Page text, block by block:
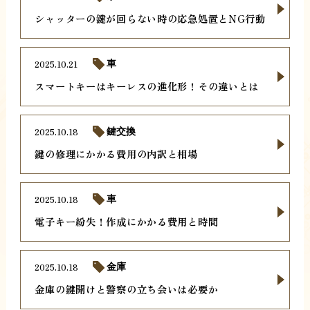
シャッターの鍵が回らない時の応急処置とNG行動
スマートキーはキーレスの進化形！その違いとは
2025.10.21 車
鍵の修理にかかる費用の内訳と相場
2025.10.18 鍵交換
電子キー紛失！作成にかかる費用と時間
2025.10.18 車
金庫の鍵開けと警察の立ち会いは必要か
2025.10.18 金庫